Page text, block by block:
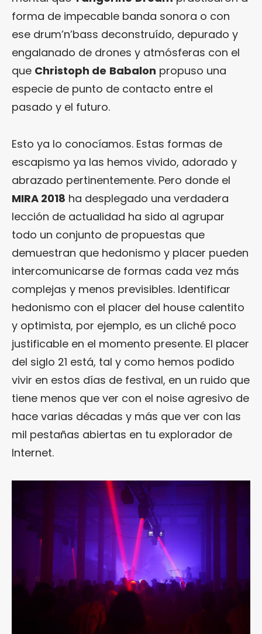
forma de impecable banda sonora o con
ese drum’n’bass deconstruído, depurado y
engalanado de drones y atmósferas con el
que Christoph de Babalon propuso una
especie de punto de contacto entre el
pasado y el futuro.
Esto ya lo conocíamos. Estas formas de
escapismo ya las hemos vivido, adorado y
abrazado pertinentemente. Pero donde el
MIRA 2018 ha desplegado una verdadera
lección de actualidad ha sido al agrupar
todo un conjunto de propuestas que
demuestran que hedonismo y placer pueden
intercomunicarse de formas cada vez más
complejas y menos previsibles. Identificar
hedonismo con el placer del house calentito
y optimista, por ejemplo, es un cliché poco
justificable en el momento presente. El placer
del siglo 21 está, tal y como hemos podido
vivir en estos días de festival, en un ruido que
tiene menos que ver con el noise agresivo de
hace varias décadas y más que ver con las
mil pestañas abiertas en tu explorador de
Internet.